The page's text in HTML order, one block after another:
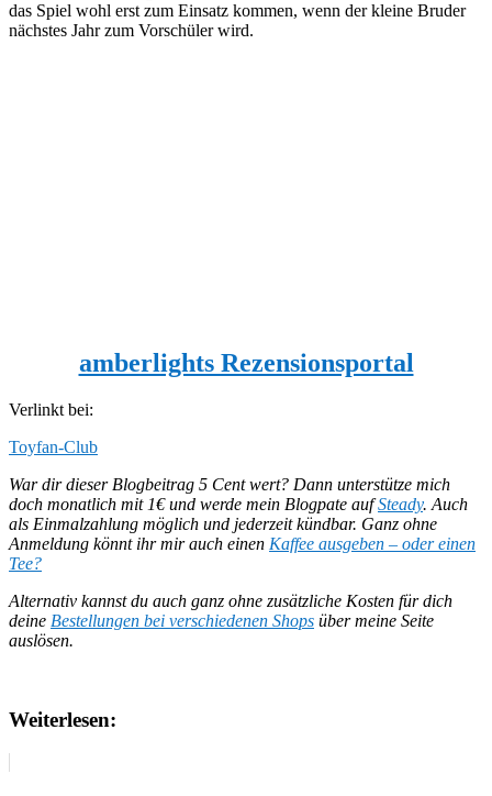
das Spiel wohl erst zum Einsatz kommen, wenn der kleine Bruder
nächstes Jahr zum Vorschüler wird.
amberlights Rezensionsportal
Verlinkt bei:
Toyfan-Club
War dir dieser Blogbeitrag 5 Cent wert? Dann unterstütze mich
doch monatlich mit 1€ und werde mein Blogpate aufSteady. Auch
als Einmalzahlung möglich und jederzeit kündbar. Ganz ohne
Anmeldung könnt ihr mir auch einen Kaffee ausgeben – oder einen
Tee?
Alternativ kannst du auch ganz ohne zusätzliche Kosten für dich
deine Bestellungen bei verschiedenen Shops über meine Seite
auslösen.
Weiterlesen: